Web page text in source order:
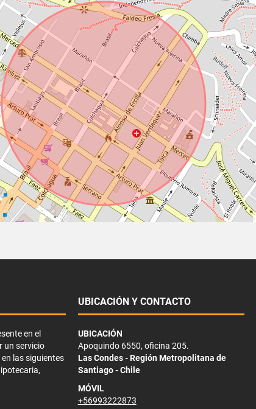
en el
un servicio
las siguientes
UBICACIÓN Y CONTACTO
UBICACIÓN
Apoquindo 6550, oficina 205.
Las Condes - Región Metropolitana de
Santiago - Chile
MÓVIL
+56993222873